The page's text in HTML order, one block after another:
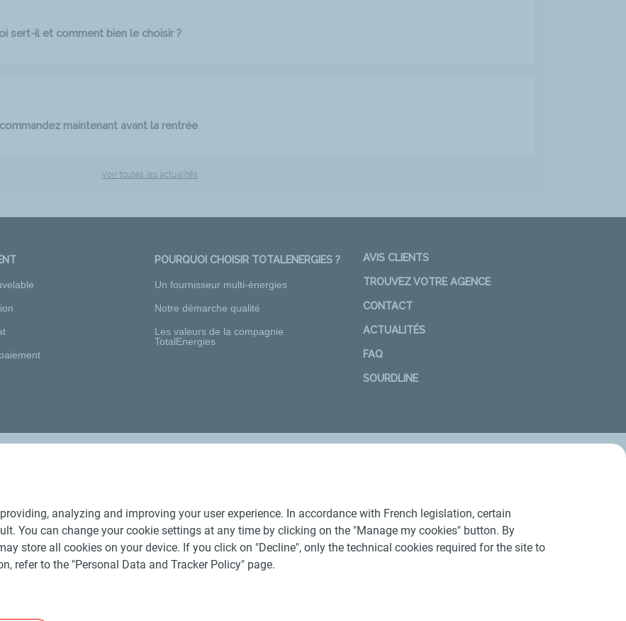
sert-il et comment bien le choisir ?
maintenant avant la rentrée
Voir toutes les actualités
POURQUOI CHOISIR TOTALENERGIES ?
Un fournisseur multi-énergies
Notre démarche qualité
Les valeurs de la compagnie
TotalEnergies
AVIS CLIENTS
TROUVEZ VOTRE AGENCE
CONTACT
ACTUALITÉS
FAQ
SOURDLINE
de Vente Produits Pétroliers
analyzing and improving your user experience. In accordance with French legislation, certain
You can change your cookie settings at any time by clicking on the "Manage my cookies" button. By
store all cookies on your device. If you click on "Decline", only the technical cookies required for the site to
refer to the "Personal Data and Tracker Policy" page.